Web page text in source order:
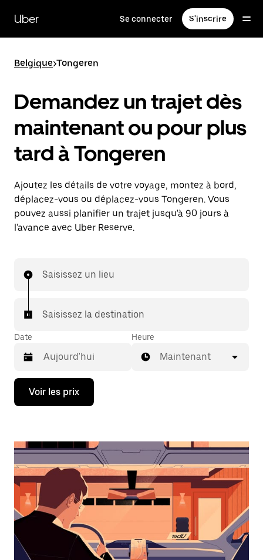
contenu
principal
Uber Se connecter S'inscrire
Belgique>Tongeren
Demandez un trajet dès
maintenant ou pour plus
tard à Tongeren
Ajoutez les détails de votre voyage, montez à bord,
déplacez-vous ou déplacez-vous Tongeren. Vous
pouvez aussi planifier un trajet jusqu'à 90 jours à
l'avance avec Uber Reserve.
Saisissez un lieu
Saisissez la destination
Date
Appuyez
la
bas
ouvrir
le
calendrier
sélectionner
une
date.
Appuyez
sur
Heure
Maintenant
Voir les prix